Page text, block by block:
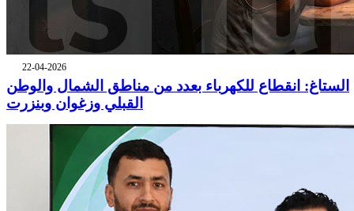
22-04-2026
الستاغ: انقطاع للكهرباء بعدد من مناطق الشمال والوطن
القبلي وزغوان وبنزرت